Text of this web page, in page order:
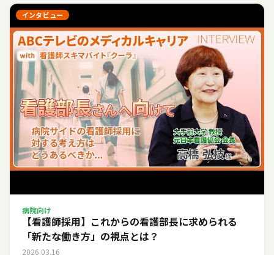
インタビュー
病院向け
【看護師採用】これからの看護部長に求められる
「新たな働き方」の視点とは？
2026.03.16